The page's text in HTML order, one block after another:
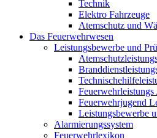
Technik
Elektro Fahrzeuge
Atemschutz und
Das Feuerwehrwesen
Leistungsbewerbe und
Feuerwehrleistungs
Feuerwehrjugend
Leistungsbewerbe
Alarmierungssystem
Feuerwehrlexikon